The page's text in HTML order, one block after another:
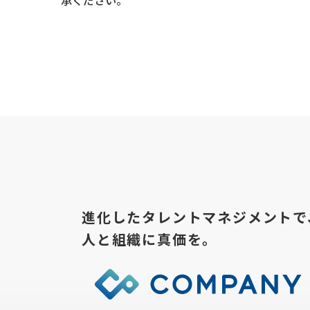
進化したタレントマネジメント
人と組織に真価を。